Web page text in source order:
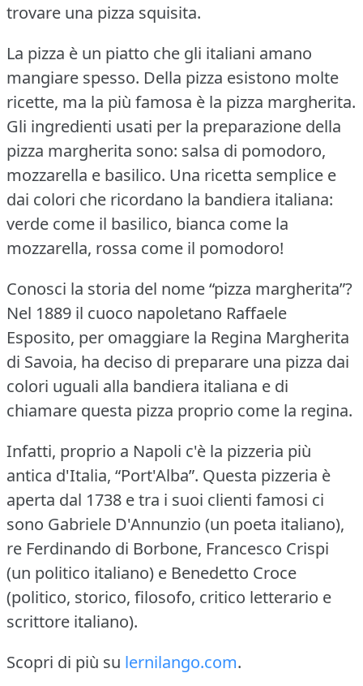
trovare una pizza squisita.
La pizza è un piatto che gli italiani amano
mangiare spesso. Della pizza esistono molte
ricette, ma la più famosa è la pizza margherita.
Gli ingredienti usati per la preparazione della
pizza margherita sono: salsa di pomodoro,
mozzarella e basilico. Una ricetta semplice e
dai colori che ricordano la bandiera italiana:
verde come il basilico, bianca come la
mozzarella, rossa come il pomodoro!
Conosci la storia del nome “pizza margherita”?
Nel 1889 il cuoco napoletano Raffaele
Esposito, per omaggiare la Regina Margherita
di Savoia, ha deciso di preparare una pizza dai
colori uguali alla bandiera italiana e di
chiamare questa pizza proprio come la regina.
Infatti, proprio a Napoli c'è la pizzeria più
antica d'Italia, “Port'Alba”. Questa pizzeria è
aperta dal 1738 e tra i suoi clienti famosi ci
sono Gabriele D'Annunzio (un poeta italiano),
re Ferdinando di Borbone, Francesco Crispi
(un politico italiano) e Benedetto Croce
(politico, storico, filosofo, critico letterario e
scrittore italiano).
Scopri di più su lernilango.com.